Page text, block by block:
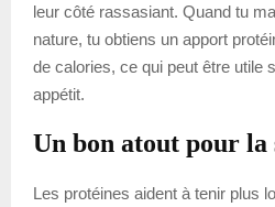
leur côté rassasiant. Quand tu
nature, tu obtiens un apport
de calories, ce qui peut être utile
appétit.
Un bon atout pour la
Les protéines aident à tenir plus